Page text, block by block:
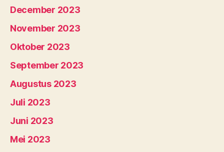
December 2023
November 2023
Oktober 2023
September 2023
Augustus 2023
Juli 2023
Juni 2023
Mei 2023